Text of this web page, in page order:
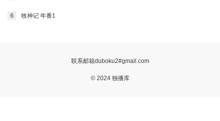
6 牧神记 年番1
联系邮箱duboku2#gmail.com
© 2024 独播库